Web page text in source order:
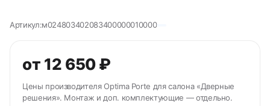
Артикул:м024803402083400000010000
от 12 650 ₽
Цены производителя Optima Porte для салона «Дверные
решения». Монтаж и доп. комплектующие — отдельно.